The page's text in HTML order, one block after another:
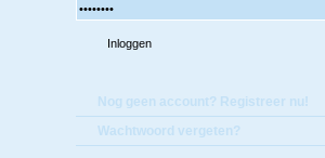
Nog geen account? Registreer nu!
Wachtwoord vergeten?